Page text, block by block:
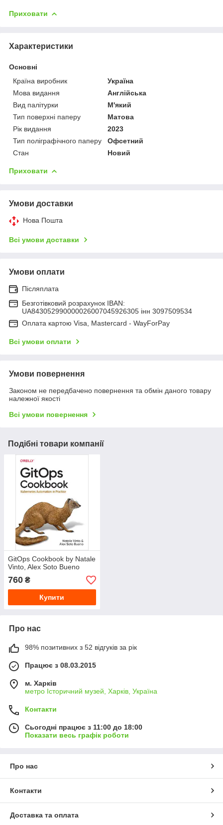
Приховати
Характеристики
Основні
Країна виробник
Україна
Мова видання
Англійська
Вид палітурки
М'який
Тип поверхні паперу
Матова
Рік видання
2023
Тип поліграфічного паперу
Офсетний
Стан
Новий
Приховати
Умови доставки
Нова Пошта
Всі умови доставки
Умови оплати
Післяплата
Безготівковий розрахунок IBAN:
UA843052990000026007045926305 інн 3097509534
Оплата картою Visa, Mastercard - WayForPay
Всі умови оплати
Умови повернення
Законом не передбачено повернення та обмін даного товару
належної якості
Всі умови повернення
Подібні товари компанії
GitOps Cookbook by Natale
Vinto, Alex Soto Bueno
760 ₴
Купити
Про нас
98% позитивних з 52 відгуків за рік
Працює з 08.03.2015
м. Харків
метро Історичний музей, Харків, Україна
Контакти
Сьогодні працює з 11:00 до 18:00
Показати весь графік роботи
Про нас
Контакти
Доставка та оплата